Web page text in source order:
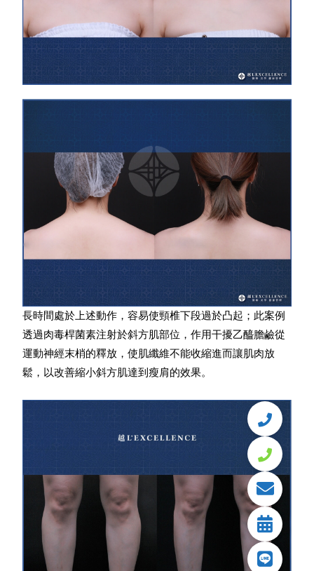
長時間處於上述動作，容易使頸椎下段過於凸起；此案例
透過肉毒桿菌素注射於斜方肌部位，作用干擾乙醯膽鹼從
運動神經末梢的釋放，使肌纖維不能收縮進而讓肌肉放
鬆，以改善縮小斜方肌達到瘦肩的效果。